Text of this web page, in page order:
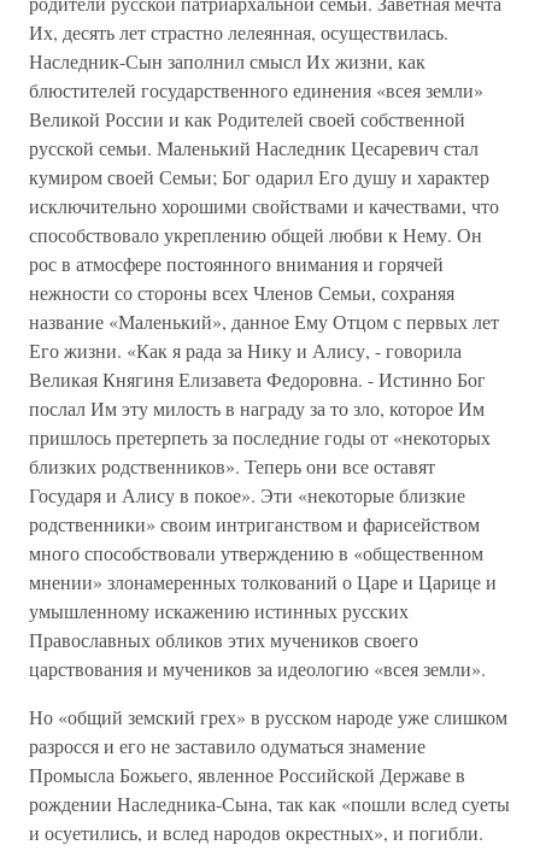
Их, десять лет страстно лелеянная, осуществилась.
Наследник-Сын заполнил смысл Их жизни, как
блюстителей государственного единения «всея земли»
Великой России и как Родителей своей собственной
русской семьи. Маленький Наследник Цесаревич стал
кумиром своей Семьи; Бог одарил Его душу и характер
исключительно хорошими свойствами и качествами, что
способствовало укреплению общей любви к Нему. Он
рос в атмосфере постоянного внимания и горячей
нежности со стороны всех Членов Семьи, сохраняя
название «Маленький», данное Ему Отцом с первых лет
Его жизни. «Как я рада за Нику и Алису, - говорила
Великая Княгиня Елизавета Федоровна. - Истинно Бог
послал Им эту милость в награду за то зло, которое Им
пришлось претерпеть за последние годы от «некоторых
близких родственников». Теперь они все оставят
Государя и Алису в покое». Эти «некоторые близкие
родственники» своим интриганством и фарисейством
много способствовали утверждению в «общественном
мнении» злонамеренных толкований о Царе и Царице и
умышленному искажению истинных русских
Православных обликов этих мучеников своего
царствования и мучеников за идеологию «всея земли».
Но «общий земский грех» в русском народе уже слишком
разросся и его не заставило одуматься знамение
Промысла Божьего, явленное Российской Державе в
рождении Наследника-Сына, так как «пошли вслед суеты
и осуетились, и вслед народов окрестных», и погибли.